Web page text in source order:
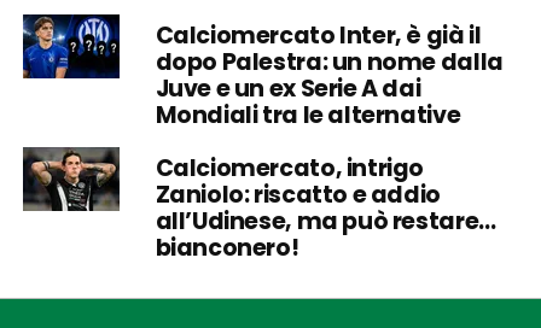
Calciomercato Inter, è già il
dopo Palestra: un nome dalla
Juve e un ex Serie A dai
Mondiali tra le alternative
Calciomercato, intrigo
Zaniolo: riscatto e addio
all’Udinese, ma può restare…
bianconero!